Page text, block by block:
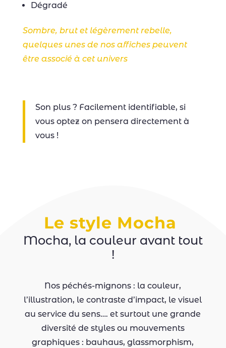
Dégradé
Sombre, brut et légèrement rebelle,
quelques unes de nos affiches peuvent
être associé à cet univers
Son plus ? Facilement identifiable, si
vous optez on pensera directement à
vous !
Le style Mocha
Mocha, la couleur avant tout
!
Nos péchés-mignons : la couleur,
l’illustration, le contraste d’impact, le visuel
au service du sens…. et surtout une grande
diversité de styles ou mouvements
graphiques : bauhaus, glassmorphism,